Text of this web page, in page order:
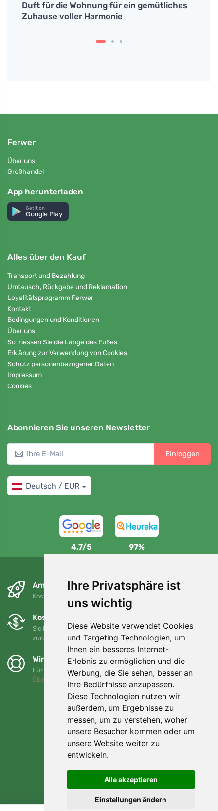
Ihre Privatsphäre ist
uns wichtig
Diese Website verwendet Cookies
und Targeting Technologien, um
Ihnen ein besseres Internet-
Erlebnis zu ermöglichen und die
Werbung, die Sie sehen, besser an
Ihre Bedürfnisse anzupassen.
Diese Technologien nutzen wir
außerdem, um Ergebnisse zu
messen, um zu verstehen, woher
unsere Besucher kommen oder um
unsere Website weiter zu
entwickeln.
Alle akzeptieren
Einstellungen ändern
Duft für die Wohnung für ein gemütliches
Zuhause voller Harmonie
Ferwer
Über uns
Großhandel
App herunterladen
Get it on
Google Play
Alles über den Kauf
Transport und Bezahlung
Umtausch, Rückgabe und Reklamation
Loyalitätsprogramm Ferwer
Kontakt
Bedingungen und Konditionen
Über uns
So messen Sie die Länge des Fußes
Erklärung zur Verwendung von Cookies
Schutz personenbezogener Daten
Impressum
Cookies
Abonnieren Sie unseren Newsletter
Einloggen
Deutsch / EUR
4,7/5 97%
Am nächsten Tag und kostenlos
Kostenloser Versand für Bestellungen über 80 EUR
Kostenloser Umtausch und Rückgabe
Sie können Ihre Bestellung jederzeit innerhalb von 90 Tagen
zurückgeben oder umtauschen.
Wir unterstützen Trees.org
Für jede Bestellung pflanzen wir einen Baum! Mehr lesen
Über uns